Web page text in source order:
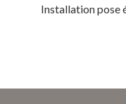
Installation pose